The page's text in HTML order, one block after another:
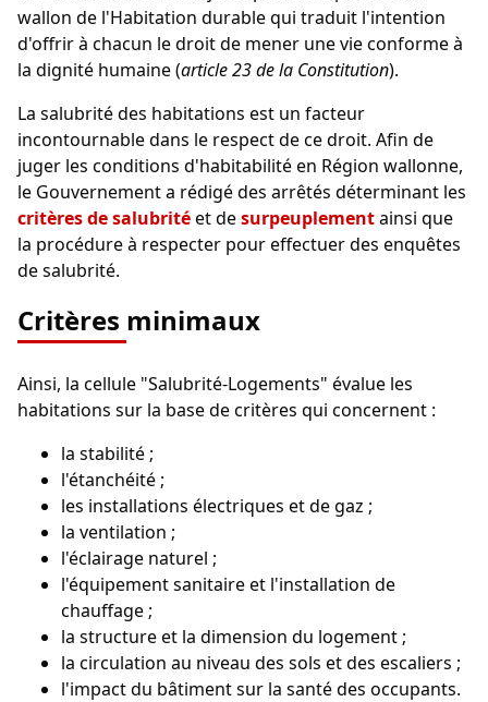
wallon de l'Habitation durable qui traduit l'intention
d'offrir à chacun le droit de mener une vie conforme à
la dignité humaine (article 23 de la Constitution).
La salubrité des habitations est un facteur
incontournable dans le respect de ce droit. Afin de
juger les conditions d'habitabilité en Région wallonne,
le Gouvernement a rédigé des arrêtés déterminant les
critères de salubritéet desurpeuplementainsi que
la procédure à respecter pour effectuer des enquêtes
de salubrité.
Critères minimaux
Ainsi, la cellule "Salubrité-Logements" évalue les
habitations sur la base de critères qui concernent :
la stabilité ;
l'étanchéité ;
les installations électriques et de gaz ;
la ventilation ;
l'éclairage naturel ;
l'équipement sanitaire et l'installation de
chauffage ;
la structure et la dimension du logement ;
la circulation au niveau des sols et des escaliers ;
l'impact du bâtiment sur la santé des occupants.